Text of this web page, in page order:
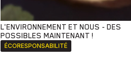
L'ENVIRONNEMENT ET NOUS - DES
POSSIBLES MAINTENANT !
ÉCORESPONSABILITÉ